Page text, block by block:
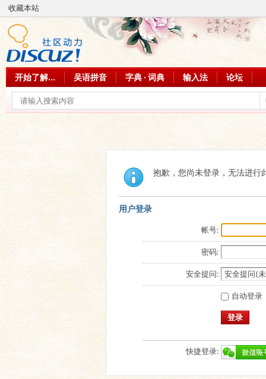
收藏本站
开始了解... 吴语拼音 字典 · 词典 输入法 论坛
抱歉，您尚未登录，无法进行
用户登录
帐号:
密码:
安全提问:
自动登录
登录
快捷登录: